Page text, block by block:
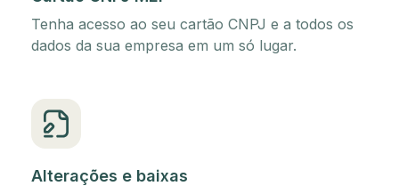
Tenha acesso ao seu cartão CNPJ e a todos os
dados da sua empresa em um só lugar.
Alterações e baixas